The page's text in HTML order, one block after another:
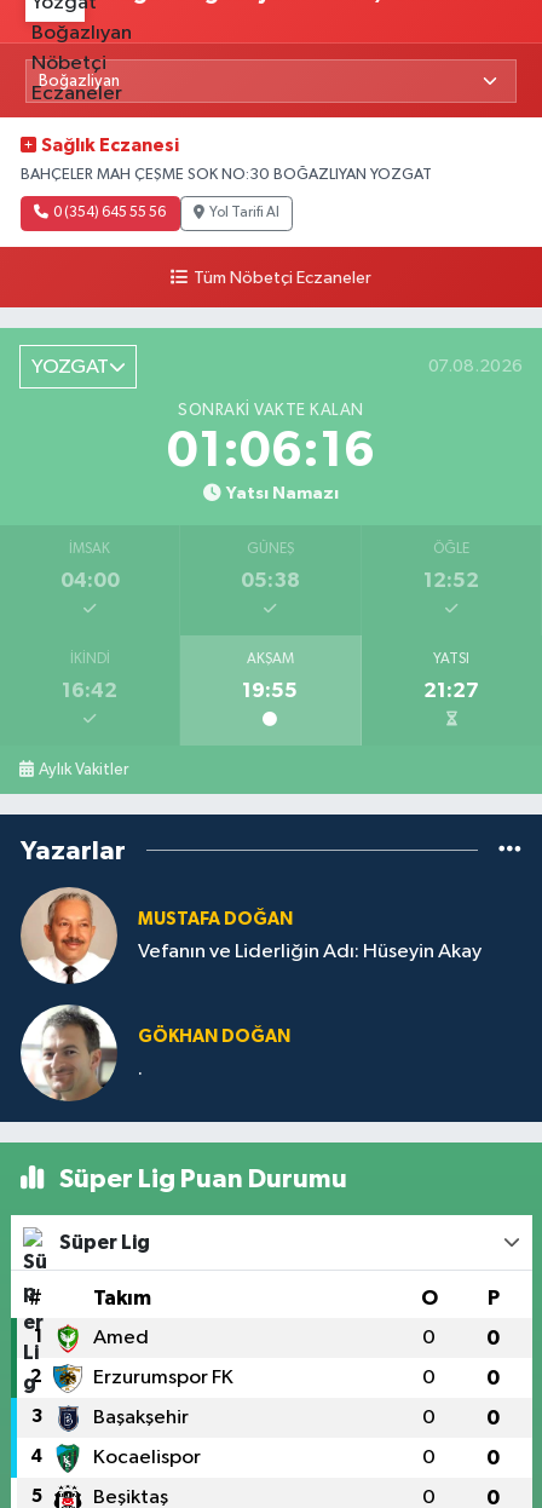
Sağlık Eczanesi
BAHÇELER MAH ÇEŞME SOK NO:30 BOĞAZLIYAN YOZGAT
0 (354) 645 55 56 Yol Tarifi Al
Tüm Nöbetçi Eczaneler
YOZGAT 07.08.2026
SONRAKI VAKTE KALAN
01:06:16
Yatsı Namazı
İMSAK
04:00
GÜNEŞ
05:38
ÖĞLE
12:52
İKINDI
16:42
AKŞAM
19:55
YATSI
21:27
Aylık Vakitler
Yazarlar
MUSTAFA DOĞAN
Vefanın ve Liderliğin Adı: Hüseyin Akay
GÖKHAN DOĞAN
.
Süper Lig Puan Durumu
Süper Lig
# Takım O P
1 Amed 0 0
2 Erzurumspor FK 0 0
3 Başakşehir 0 0
4 Kocaelispor 0 0
5 Beşiktaş 0 0